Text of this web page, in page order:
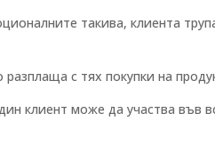
такива, клиента
с тях покупки на
клиент може да участва във